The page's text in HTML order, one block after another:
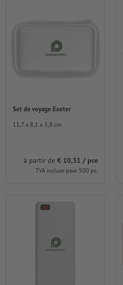
Set de voyage Exeter
11,7 x 8,1 x 3,8 cm
à partir de € 10,51 / pce
TVA incluse pour 500 pc.